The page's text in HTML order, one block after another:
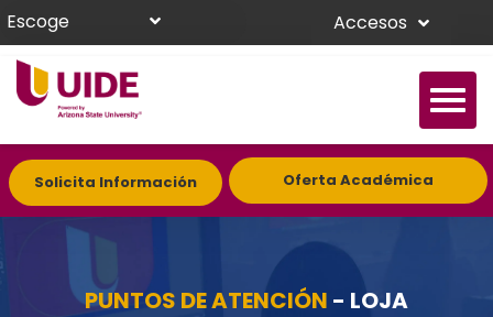
Escoge Accesos
Solicita Información Oferta Académica
PUNTOS DE ATENCIÓN - LOJA